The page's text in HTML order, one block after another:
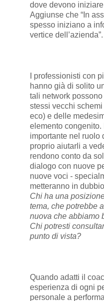
dove devono
Aggiunse che “In
spesso iniziano a
vertice dell’azienda”.
I professionisti con
hanno già di solito
tali network
stessi vecchi
eco) e delle
elemento congenito.
importante nel ruolo
proprio aiutarli a
rendono conto da
dialogo con nuove
nuove voci -
metteranno in
Chi ha una
tema, che potrebbe
nuova che abbiamo
Chi potresti
punto di vista?
Quando adatti il
esperienza di ogni
personale a